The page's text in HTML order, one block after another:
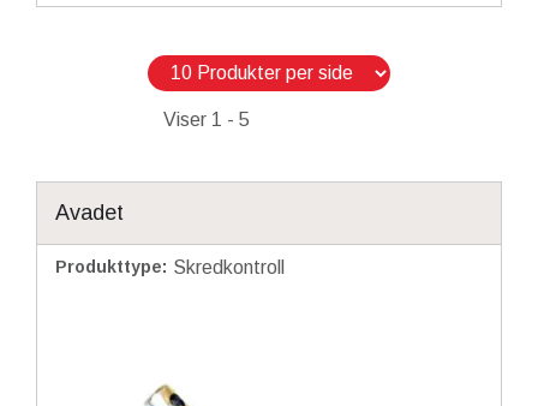
Viser 1 - 5
Avadet
Produkttype: Skredkontroll